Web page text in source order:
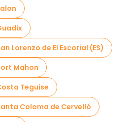
Lorenzo de El Escorial (ES)
Mahon
Teguise
Coloma de Cervelló